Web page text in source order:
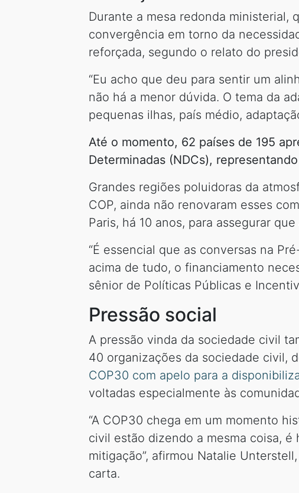
Durante a mesa redonda ministerial,
convergência em torno da
reforçada, segundo o relato do
“Eu acho que deu para sentir um
não há a menor dúvida. O tema da
pequenas ilhas, país médio,
Até o momento, 62 países de 195
Determinadas (NDCs),
Grandes regiões poluidoras da
COP, ainda não renovaram esses
Paris, há 10 anos, para assegurar
“É essencial que as conversas na
acima de tudo, o financiamento
sênior de Políticas Públicas e
Pressão social
A pressão vinda da sociedade civil
40 organizações da sociedade civil,
COP30 com apelo para a
voltadas especialmente às
“A COP30 chega em um momento
civil estão dizendo a mesma coisa, é
mitigação”, afirmou Natalie
carta.